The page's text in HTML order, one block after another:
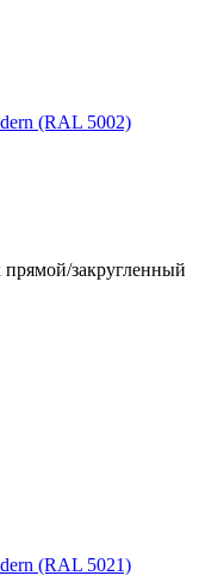
(RAL 5002)
прямой/закругленный
(RAL 5021)